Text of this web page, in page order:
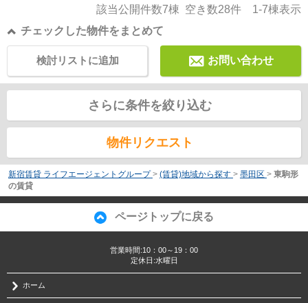
該当公開件数7棟 空き数28件 1-7棟表示
チェックした物件をまとめて
お問い合わせ
検討リストに追加
さらに条件を絞り込む
物件リクエスト
新宿賃貸 ライフエージェントグループ > (賃貸)地域から探す > 墨田区 > 東駒形
の賃貸
ページトップに戻る
営業時間:10：00～19：00
定休日:水曜日
ホーム